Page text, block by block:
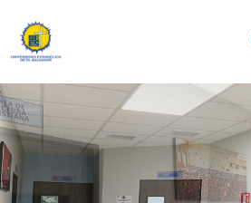
Communities & Collections
All of DSpace